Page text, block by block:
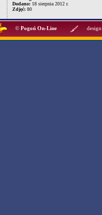
Dodano: 18 sierpnia 2012 r.
Zdjęć: 80
© Pogoń On-Line